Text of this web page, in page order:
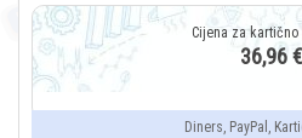
36,96 €
Diners, PayPal,